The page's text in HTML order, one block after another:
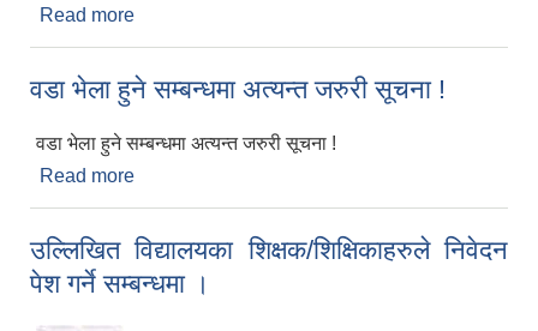
Read more
वडा भेला हुने सम्बन्धमा अत्यन्त जरुरी सूचना !
वडा भेला हुने सम्बन्धमा अत्यन्त जरुरी सूचना !
Read more
उल्लिखित विद्यालयका शिक्षक/शिक्षिकाहरुले निवेदन
पेश गर्ने सम्बन्धमा ।